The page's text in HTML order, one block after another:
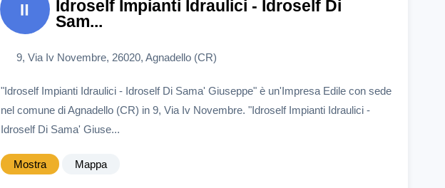
Idroself Impianti Idraulici - Idroself Di
Sam...
9, Via Iv Novembre, 26020, Agnadello (CR)
"Idroself Impianti Idraulici - Idroself Di Sama' Giuseppe" è un'Impresa Edile con sede
nel comune di Agnadello (CR) in 9, Via Iv Novembre. "Idroself Impianti Idraulici -
Idroself Di Sama' Giuse...
Mostra Mappa